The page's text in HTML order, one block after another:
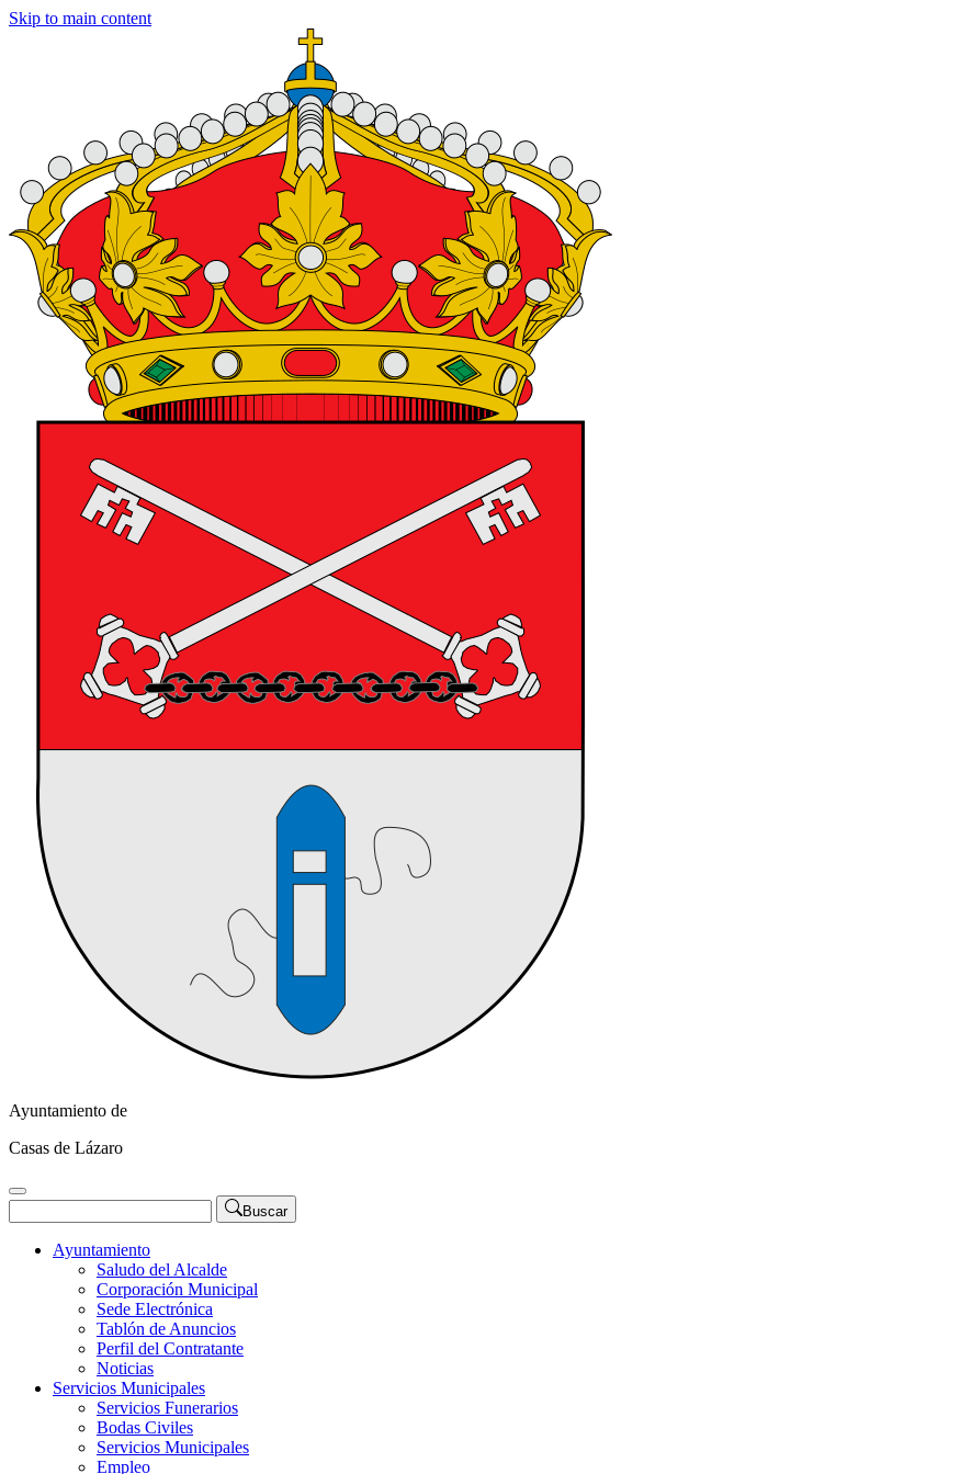
Skip to main content
Ayuntamiento de
Casas de Lázaro
Buscar
Ayuntamiento
Saludo del Alcalde
Corporación Municipal
Sede Electrónica
Tablón de Anuncios
Perfil del Contratante
Noticias
Servicios Municipales
Servicios Funerarios
Bodas Civiles
Servicios Municipales
Empleo